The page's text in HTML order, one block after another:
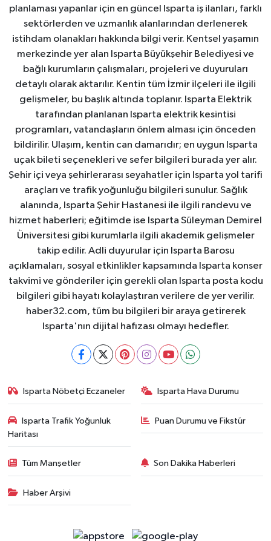
planlaması yapanlar için en güncel Isparta iş ilanları, farklı
sektörlerden ve uzmanlık alanlarından derlenerek
istihdam olanakları hakkında bilgi verir. Kentsel yaşamın
merkezinde yer alan Isparta Büyükşehir Belediyesi ve
bağlı kurumların çalışmaları, projeleri ve duyuruları
detaylı olarak aktarılır. Kentin tüm İzmir ilçeleri ile ilgili
gelişmeler, bu başlık altında toplanır. Isparta Elektrik
tarafından planlanan Isparta elektrik kesintisi
programları, vatandaşların önlem alması için önceden
bildirilir. Ulaşım, kentin can damarıdır; en uygun Isparta
uçak bileti seçenekleri ve sefer bilgileri burada yer alır.
Şehir içi veya şehirlerarası seyahatler için Isparta yol tarifi
araçları ve trafik yoğunluğu bilgileri sunulur. Sağlık
alanında, Isparta Şehir Hastanesi ile ilgili randevu ve
hizmet haberleri; eğitimde ise Isparta Süleyman Demirel
Üniversitesi gibi kurumlarla ilgili akademik gelişmeler
takip edilir. Adli duyurular için Isparta Barosu
açıklamaları, sosyal etkinlikler kapsamında Isparta konser
takvimi ve gönderiler için gerekli olan Isparta posta kodu
bilgileri gibi hayatı kolaylaştıran verilere de yer verilir.
haber32.com, tüm bu bilgileri bir araya getirerek
Isparta'nın dijital hafızası olmayı hedefler.
Isparta Nöbetçi Eczaneler Isparta Hava Durumu
Isparta Trafik Yoğunluk
Haritası
Puan Durumu ve Fikstür
Tüm Manşetler Son Dakika Haberleri
Haber Arşivi